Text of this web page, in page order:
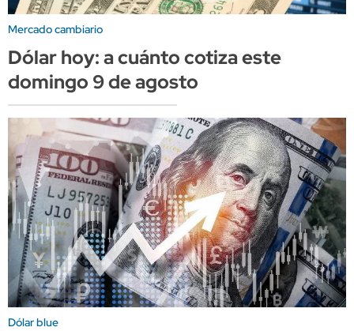
Mercado cambiario
Dólar hoy: a cuánto cotiza este
domingo 9 de agosto
Dólar blue